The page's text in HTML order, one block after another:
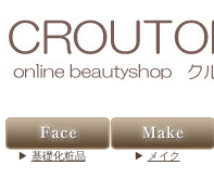
基礎化粧品 メイク